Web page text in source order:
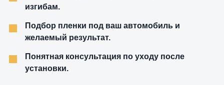
изгибам.
Подбор пленки под ваш автомобиль и
желаемый результат.
Понятная консультация по уходу после
установки.